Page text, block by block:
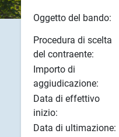
Oggetto del bando:
Procedura di scelta
del contraente:
Importo di
aggiudicazione:
Data di effettivo
inizio:
Data di ultimazione: